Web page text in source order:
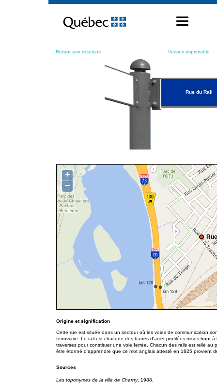
contenu
Retour aux résultats Version imprimable
Rue du Rail
+
−
Origine et signification
Cette rue est située dans un secteur où les voies de communication
ferroviaire. Le rail est chacune des barres d'acier profilées mises bout
traverses pour constituer une voie ferrée. Chacun des rails est relié
être étonné d'apprendre que ce mot anglais attesté en 1825 provient
Sources
Les toponymes de la ville de Charny, 1988.